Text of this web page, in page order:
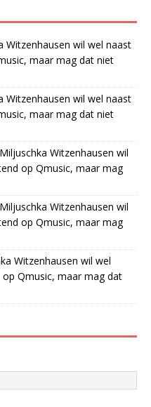
Witzenhausen wil wel naast
maar mag dat niet
Witzenhausen wil wel naast
maar mag dat niet
Witzenhausen wil
op Qmusic, maar mag
Witzenhausen wil
op Qmusic, maar mag
Witzenhausen wil wel
Qmusic, maar mag dat